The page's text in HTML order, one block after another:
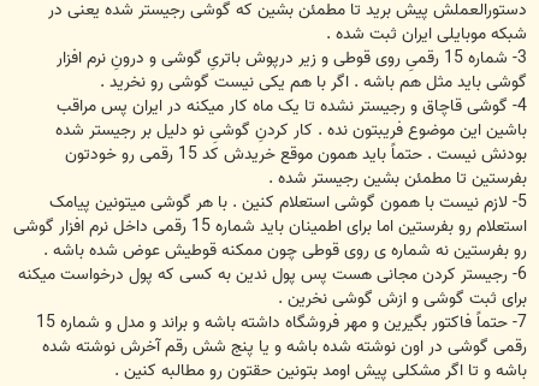
دستورالعملش پیش برید تا مطمئن بشین که گوشی رجیستر شده یعنی در
شبکه موبایلی ایران ثبت شده .
3- شماره 15 رقمیِ روی قوطی و زیر درپوش باتریِ گوشی و درونِ نرم افزار
گوشی باید مثل هم باشه . اگر با هم یکی نیست گوشی رو نخرید .
4- گوشی قاچاق و رجیستر نشده تا یک ماه کار میکنه در ایران پس مراقب
باشین این موضوع فریبتون نده . کار کردنِ گوشیِ نو دلیل بر رجیستر شده
بودنش نیست . حتماً باید همون موقع خریدش کد 15 رقمی رو خودتون
بفرستین تا مطمئن بشین رجیستر شده .
5- لازم نیست با همون گوشی استعلام کنین . با هر گوشی میتونین پیامک
استعلام رو بفرستین اما برای اطمینان باید شماره 15 رقمی داخل نرم افزار گوشی
رو بفرستین نه شماره ی روی قوطی چون ممکنه قوطیش عوض شده باشه .
6- رجیستر کردن مجانی هست پس پول ندین به کسی که پول درخواست میکنه
برای ثبت گوشی و ازش گوشی نخرین .
7- حتماً فاکتور بگیرین و مهر فروشگاه داشته باشه و براند و مدل و شماره 15
رقمی گوشی در اون نوشته شده باشه و یا پنج شش رقم آخرش نوشته شده
باشه و تا اگر مشکلی پیش اومد بتونین حقتون رو مطالبه کنین .